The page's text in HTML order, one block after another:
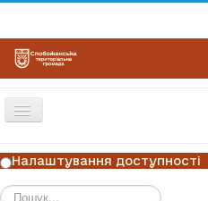
Перемикач
ГОЛОВНА
НОВИНИ
Налаштування доступності